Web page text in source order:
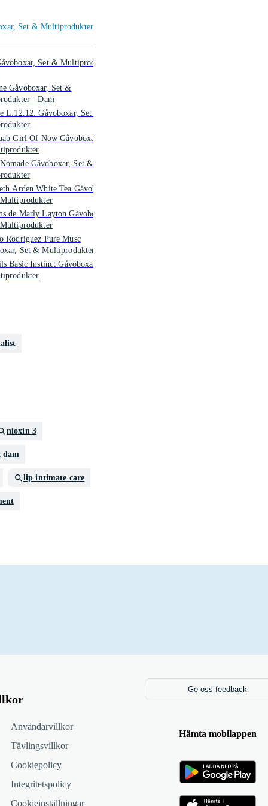
Set & Multiprodukter
Set & Multiprodukter
Gåvoboxar, Set &
- Dam
L.12.12. Gåvoboxar, Set &
Girl Of Now Gåvoboxar, Set
Gåvoboxar, Set &
Arden White Tea Gåvoboxar,
de Marly Layton Gåvoboxar,
Rodriguez Pure Musc
Set & Multiprodukter
Basic Instinct Gåvoboxar, Set
nioxin 3
dam
lip intimate care
Användarvillkor
Tävlingsvillkor
Cookiepolicy
Integritetspolicy
Cookieinställningar
Ge oss feedback
Hämta mobilappen